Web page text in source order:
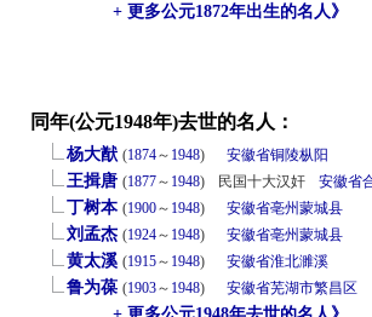
+ 更多公元1872年出生的名人》
同年(公元1948年)去世的名人：
杨大猷 (1874～ 1948) 安徽省铜陵枞阳
王揖唐 (1877～ 1948) 民国十大汉奸 安徽省
丁树本 (1900～ 1948) 安徽省亳州蒙城县
刘孟杰 (1924～ 1948) 安徽省亳州蒙城县
黄太溪 (1915～ 1948) 安徽省淮北濉溪
鲁为葆 (1903～ 1948) 安徽省芜湖市繁昌区